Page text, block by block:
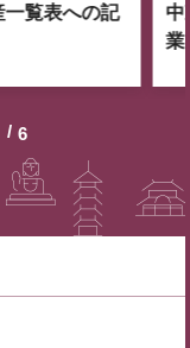
6
一覧表への記
中
業